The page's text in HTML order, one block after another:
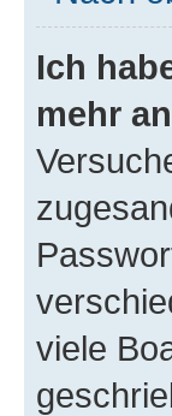
Ich
mehr
viele